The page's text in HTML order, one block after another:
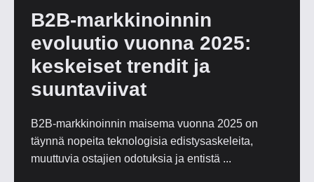
B2B-markkinoinnin
evoluutio vuonna 2025:
keskeiset trendit ja
suuntaviivat
B2B-markkinoinnin maisema vuonna 2025 on
täynnä nopeita teknologisia edistysaskeleita,
muuttuvia ostajien odotuksia ja entistä ...